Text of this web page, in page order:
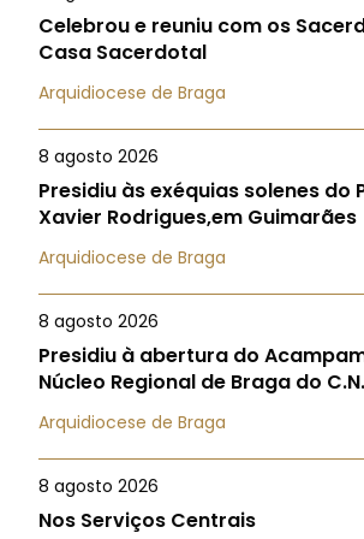
Celebrou e reuniu com os
Casa Sacerdotal
Arquidiocese de Braga
8 agosto 2026
Presidiu às exéquias solenes do
Xavier Rodrigues,em Guimarães
Arquidiocese de Braga
8 agosto 2026
Presidiu à abertura do
Núcleo Regional de Braga do
Arquidiocese de Braga
8 agosto 2026
Nos Serviços Centrais